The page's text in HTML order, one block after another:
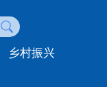
乡村振兴